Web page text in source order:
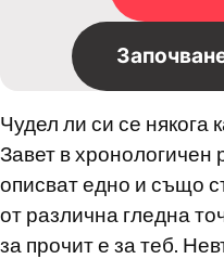
Чудел ли си се някога
Завет в хронологичен
описват едно и също
от различна гледна
за прочит е за теб.